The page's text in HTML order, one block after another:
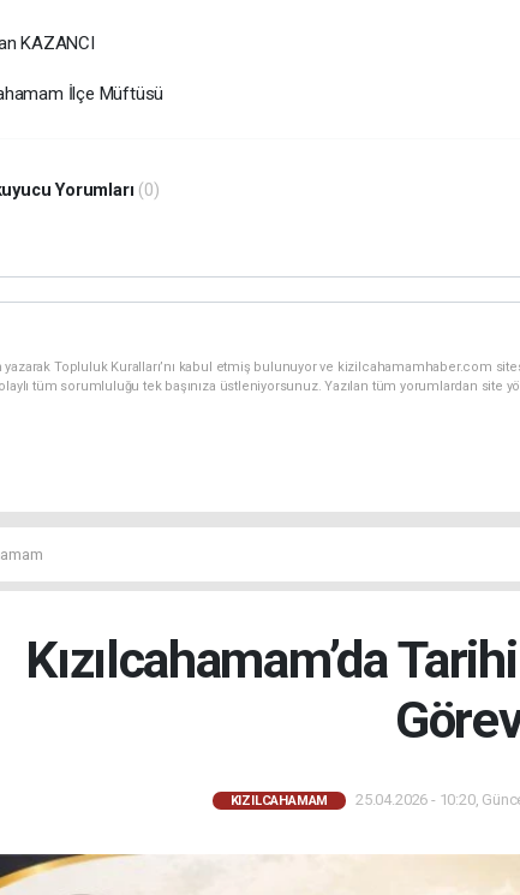
KAZANCI
İlçe Müftüsü
Yorumları (0)
yazarak Topluluk Kuralları’nı kabul etmiş bulunuyor ve kizilcahamamhaber.com
tüm sorumluluğu tek başınıza üstleniyorsunuz. Yazılan tüm yorumlardan
Kızılcahamam’da
KIZILCAHAMAM 25.04.2026 - 10:20,